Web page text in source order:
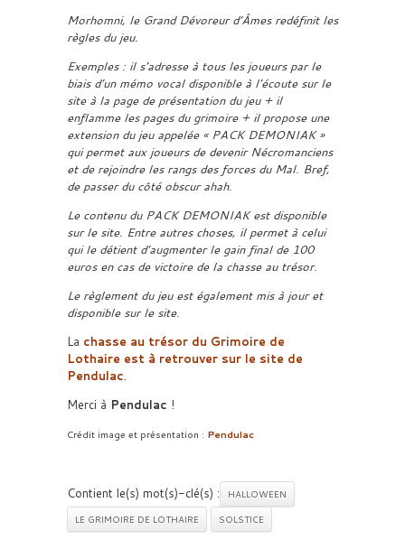
Morhomni, le Grand Dévoreur d’Âmes redéfinit les
règles du jeu.
Exemples : il s’adresse à tous les joueurs par le
biais d’un mémo vocal disponible à l’écoute sur le
site à la page de présentation du jeu + il
enflamme les pages du grimoire + il propose une
extension du jeu appelée « PACK DEMONIAK »
qui permet aux joueurs de devenir Nécromanciens
et de rejoindre les rangs des forces du Mal. Bref,
de passer du côté obscur ahah.
Le contenu du PACK DEMONIAK est disponible
sur le site. Entre autres choses, il permet à celui
qui le détient d’augmenter le gain final de 100
euros en cas de victoire de la chasse au trésor.
Le règlement du jeu est également mis à jour et
disponible sur le site.
La chasse au trésor du Grimoire de
Lothaire est à retrouver sur le site de
Pendulac.
Merci à Pendulac !
Crédit image et présentation : Pendulac
Contient le(s) mot(s)-clé(s) :
HALLOWEEN
LE GRIMOIRE DE LOTHAIRE
SOLSTICE